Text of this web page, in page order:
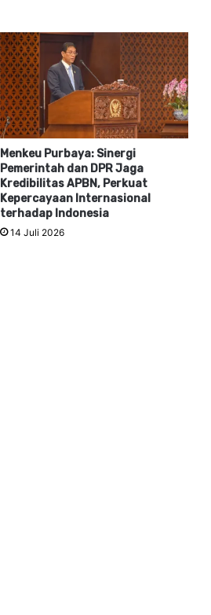
Menkeu Purbaya: Sinergi
Pemerintah dan DPR Jaga
Kredibilitas APBN, Perkuat
Kepercayaan Internasional
terhadap Indonesia
14 Juli 2026